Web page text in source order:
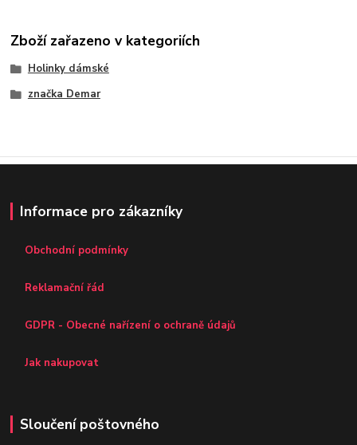
Zboží zařazeno v kategoriích
Holinky dámské
značka Demar
Informace pro zákazníky
Obchodní podmínky
Reklamační řád
GDPR - Obecné nařízení o ochraně údajů
Jak nakupovat
Sloučení poštovného